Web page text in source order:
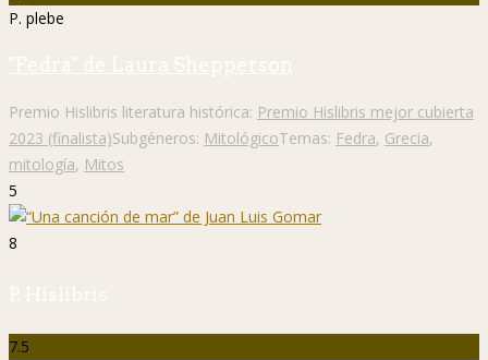
P. plebe
"Fedra" de Laura Shepperson
Premio Hislibris literatura histórica: Premio Hislibris mejor cubierta
2023 (finalista)Subgéneros: MitológicoTemas: Fedra, Grecia,
mitología, Mitos
5
8
P. Hislibris
7.5